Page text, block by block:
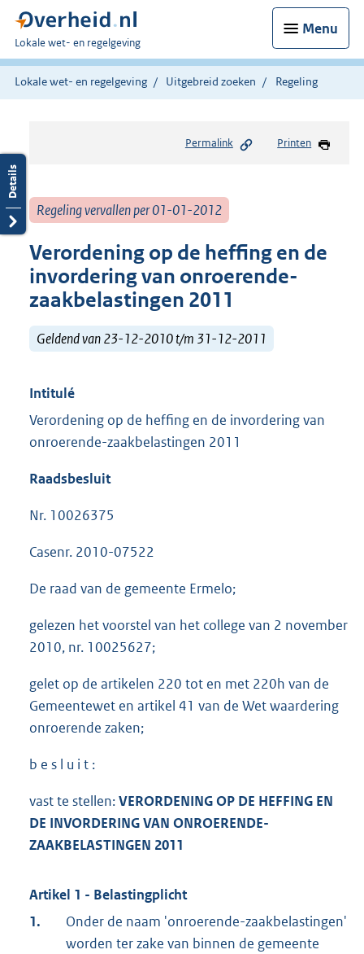
Menu
U
bent
hier:
Lokale wet- en regelgeving
Lokale wet- en regelgeving Uitgebreid zoeken Regeling
Permalink Printen
Regeling vervallen per 01-01-2012
Verordening op de heffing en de
invordering van onroerende-
zaakbelastingen 2011
Geldend van 23-12-2010 t/m 31-12-2011
Intitulé
Verordening op de heffing en de invordering van
onroerende-zaakbelastingen 2011
Raadsbesluit
Nr. 10026375
Casenr. 2010-07522
De raad van de gemeente Ermelo;
gelezen het voorstel van het college van 2 november
2010, nr. 10025627;
gelet op de artikelen 220 tot en met 220h van de
Gemeentewet en artikel 41 van de Wet waardering
onroerende zaken;
b e s l u i t :
vast te stellen:VERORDENING OP DE HEFFING EN
DE INVORDERING VAN ONROERENDE-
ZAAKBELASTINGEN 2011
Artikel 1 - Belastingplicht
1.
Onder de naam 'onroerende-zaakbelastingen'
worden ter zake van binnen de gemeente